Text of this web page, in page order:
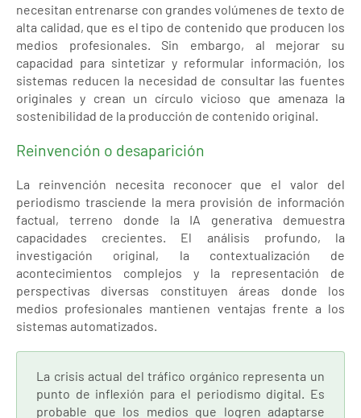
necesitan entrenarse con grandes volúmenes de texto de
alta calidad, que es el tipo de contenido que producen los
medios profesionales. Sin embargo, al mejorar su
capacidad para sintetizar y reformular información, los
sistemas reducen la necesidad de consultar las fuentes
originales y crean un círculo vicioso que amenaza la
sostenibilidad de la producción de contenido original.
Reinvención o desaparición
La reinvención necesita reconocer que el valor del
periodismo trasciende la mera provisión de información
factual, terreno donde la IA generativa demuestra
capacidades crecientes. El análisis profundo, la
investigación original, la contextualización de
acontecimientos complejos y la representación de
perspectivas diversas constituyen áreas donde los
medios profesionales mantienen ventajas frente a los
sistemas automatizados.
La crisis actual del tráfico orgánico representa un
punto de inflexión para el periodismo digital. Es
probable que los medios que logren adaptarse